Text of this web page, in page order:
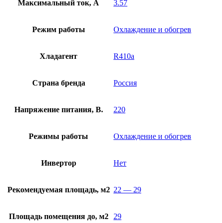
Максимальный ток, А 3.57
Режим работы Охлаждение и обогрев
Хладагент R410a
Страна бренда Россия
Напряжение питания, В. 220
Режимы работы Охлаждение и обогрев
Инвертор Нет
Рекомендуемая площадь, м2 22 — 29
Площадь помещения до, м2 29